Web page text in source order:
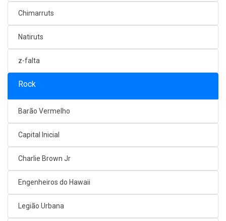
Chimarruts
Natiruts
z-falta
Rock
Barão Vermelho
Capital Inicial
Charlie Brown Jr
Engenheiros do Hawaii
Legião Urbana